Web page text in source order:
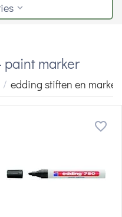
paint marker
/ edding stiften en